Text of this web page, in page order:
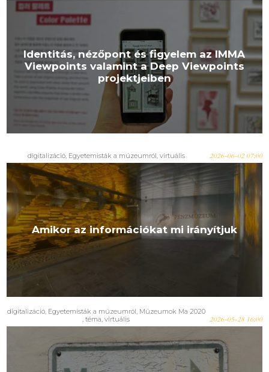
Identitás, nézőpont és figyelem az IMMA
Viewpoints valamint a Deep Viewpoints
projektjeiben
digitalizáció, Egyetemisták a múzeumról virtuális 2026-06-02 07:00
Amikor az információkat mi irányítjuk
digitalizáció, Egyetemisták a múzeumról Múzeumok Ma 2020
téma virtuális 2026-05-28 16:00